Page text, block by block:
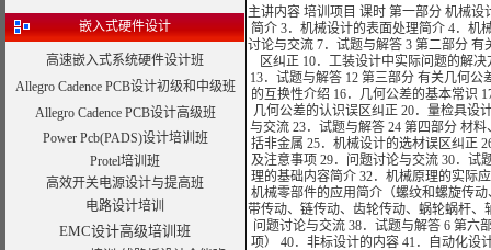
嵌入式硬件设计
高速嵌入式系统硬件设计班
Allegro Cadence PCB设计初级和中级班
Allegro Cadence PCB设计高级班
Power Pcb(PADS)设计培训班
Protel培训班
高效开关电源设计与提高班
电路设计培训
EMC设计高级培训班
主讲内容 培训项目 课时 第一部分 机械
简介 3．机械设计的表面处理简介 4．机
讨论与交流 7．试题与解答 3 第二部分
区纠正 10．工装设计中实际问题的解
13．试题与解答 12 第三部分 有关几何
的互换性介绍 16．几何公差的基本常识
几何公差的认识误区纠正 20．量检具设
与交流 23．试题与解答 24 第四部分 材
括非金属 25．机械设计的选材误区纠正
及注意事项 29．问题讨论与交流 30．试
理的基础内容简介 32．机械原理的实际
机械零部件的应用简介（螺纹和螺旋传
带传动、链传动、齿轮传动、蜗轮蜗杆
问题讨论与交流 38．试题与解答 6 第六
项） 40．非标设计的内容 41．自动化设